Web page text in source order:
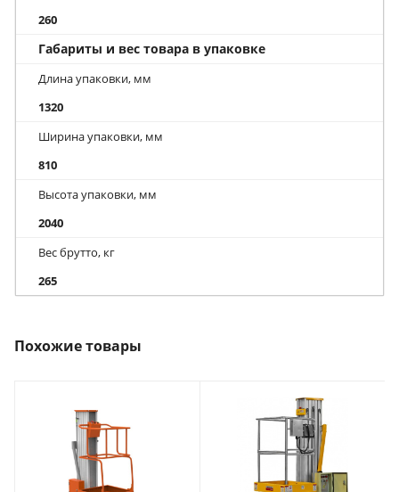
260
Габариты и вес товара в упаковке
Длина упаковки, мм
1320
Ширина упаковки, мм
810
Высота упаковки, мм
2040
Вес брутто, кг
265
Похожие товары